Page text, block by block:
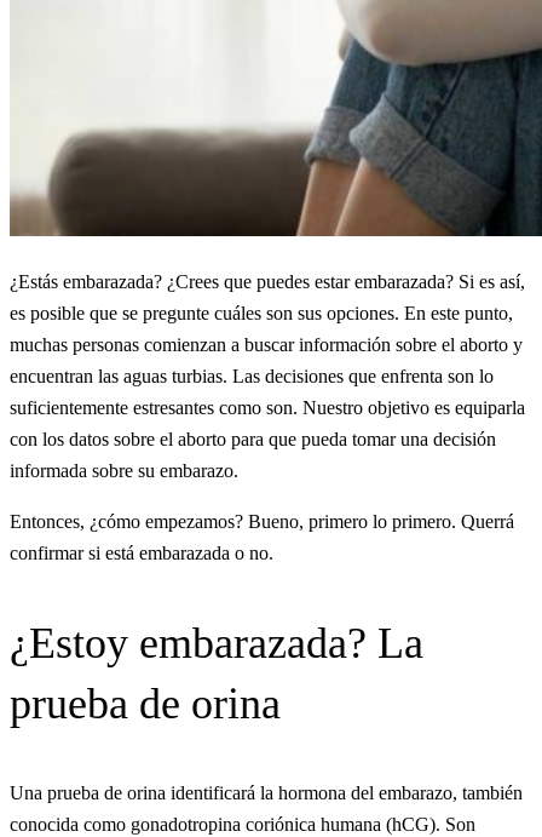
¿Estás embarazada? ¿Crees que puedes estar embarazada? Si es así,
es posible que se pregunte cuáles son sus opciones. En este punto,
muchas personas comienzan a buscar información sobre el aborto y
encuentran las aguas turbias. Las decisiones que enfrenta son lo
suficientemente estresantes como son. Nuestro objetivo es equiparla
con los datos sobre el aborto para que pueda tomar una decisión
informada sobre su embarazo.
Entonces, ¿cómo empezamos? Bueno, primero lo primero. Querrá
confirmar si está embarazada o no.
¿Estoy embarazada? La
prueba de orina
Una prueba de orina identificará la hormona del embarazo, también
conocida como gonadotropina coriónica humana (hCG). Son